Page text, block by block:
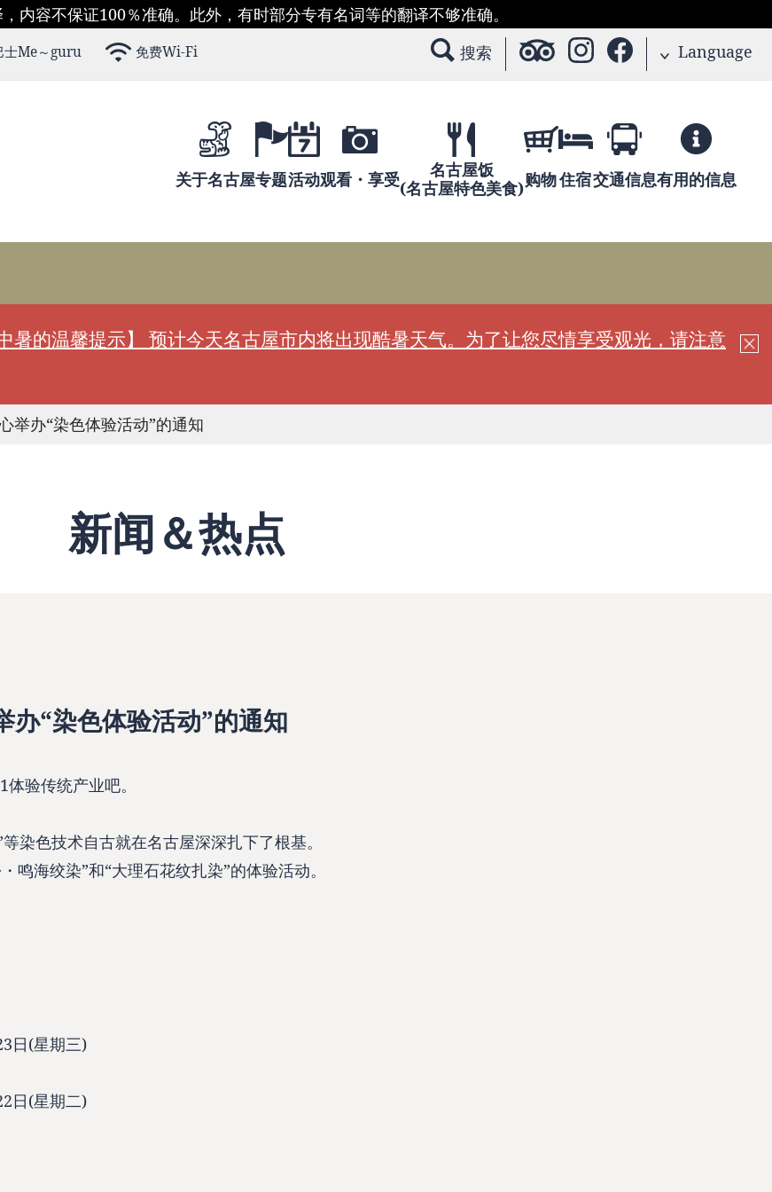
内容不保证100％准确。此外，有时部分专有名词等的翻译不够准确。
士Me～guru 免费Wi-Fi 搜索 Language
关于名古屋专题活动观看・享受
名古屋饭
(名古屋特色美食)购物住宿交通信息有用的信息
暑的温馨提示】 预计今天名古屋市内将出现酷暑天气。为了让您尽情享受观光，请注意
举办“染色体验活动”的通知
新闻＆热点
“染色体验活动”的通知
验传统产业吧。
染色技术自古就在名古屋深深扎下了根基。
海绞染”和“大理石花纹扎染”的体验活动。
日(星期三)
日(星期二)